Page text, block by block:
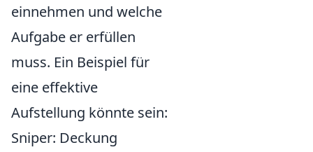
einnehmen und welche
Aufgabe er erfüllen
muss. Ein Beispiel für
eine effektive
Aufstellung könnte sein:
Sniper: Deckung